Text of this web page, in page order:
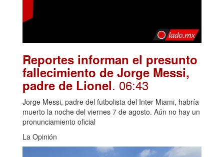
Reportes informan el presunto
fallecimiento de Jorge Messi,
padre de Lionel. 06:43
Jorge Messi, padre del futbolista del Inter Miami, habría
muerto la noche del viernes 7 de agosto. Aún no hay un
pronunciamiento oficial
La Opinión